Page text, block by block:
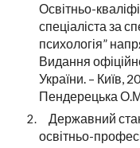
Освітньо-
спеціаліста за
психологія”
Видання
України. – Київ,
Пендерецька О.М.
Державний
освітньо-